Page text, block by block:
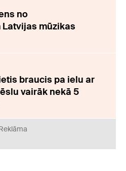
no
mūzikas
braucis pa ielu ar
vairāk nekā 5